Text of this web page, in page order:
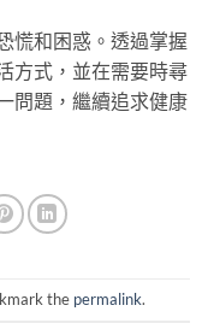
慌和困惑。透過掌握
方式，並在需要時尋
問題，繼續追求健康
the permalink.